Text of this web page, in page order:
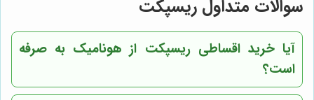
سوالات متداول ریسپکت
آیا خرید اقساطی ریسپکت از هونامیک به صرفه
است؟